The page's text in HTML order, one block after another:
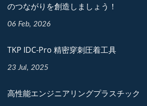
のつながりを創造しましょう！
06 Feb, 2026
TKP IDC-Pro 精密穿刺圧着工具
23 Jul, 2025
高性能エンジニアリングプラスチック